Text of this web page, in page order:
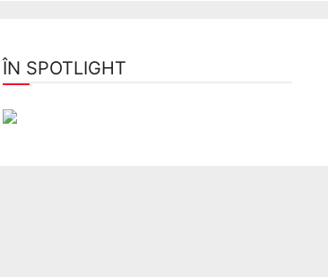
ÎN SPOTLIGHT